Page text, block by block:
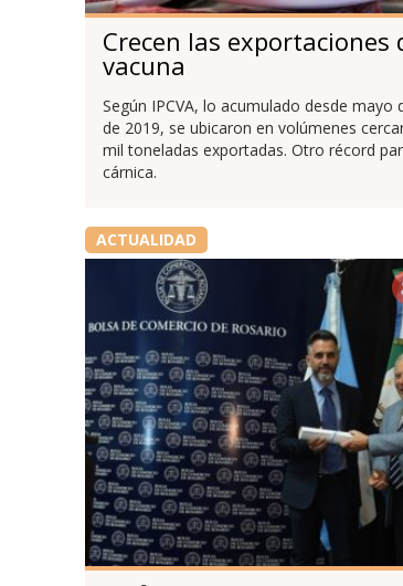
Crecen las exportaciones
vacuna
Según IPCVA, lo acumulado desde mayo
de 2019, se ubicaron en volúmenes
mil toneladas exportadas. Otro récord
cárnica.
ACTUALIDAD